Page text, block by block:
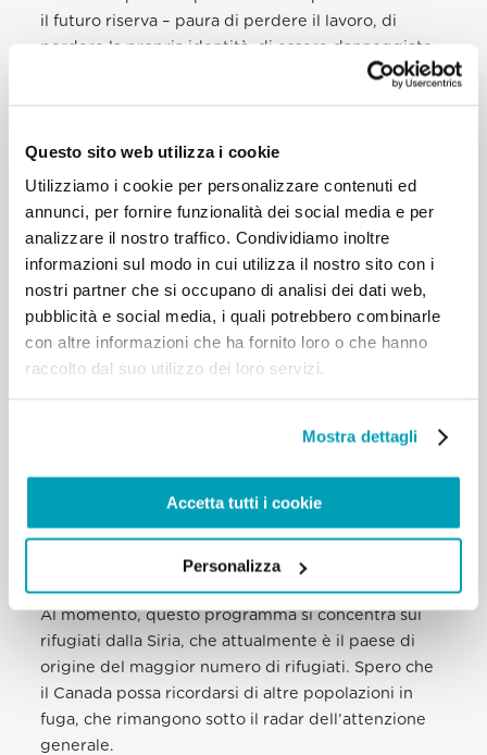
Questo sito web utilizza i cookie
Utilizziamo i cookie per personalizzare contenuti ed
annunci, per fornire funzionalità dei social media e per
analizzare il nostro traffico. Condividiamo inoltre
informazioni sul modo in cui utilizza il nostro sito con i
nostri partner che si occupano di analisi dei dati web,
pubblicità e social media, i quali potrebbero combinarle
con altre informazioni che ha fornito loro o che hanno
raccolto dal suo utilizzo dei loro servizi.
Mostra dettagli
Accetta tutti i cookie
Personalizza
il futuro riserva – paura di perdere il lavoro, di
perdere la propria identità, di essere danneggiate
dallo sconosciuto. Ma questa in realtà è espressione
fare con l’immigrazione.
rifugiati in atti di terrorismo. I due attacchi
Grazie al programma canadese di sponsor privati,
iniziato nel 1979 e unico nel mondo, molti canadesi
hanno personalmente accolto ed assistito rifugiati.
Al momento, questo programma si concentra sui
rifugiati dalla Siria, che attualmente è il paese di
origine del maggior numero di rifugiati. Spero che
il Canada possa ricordarsi di altre popolazioni in
fuga, che rimangono sotto il radar dell’attenzione
generale.